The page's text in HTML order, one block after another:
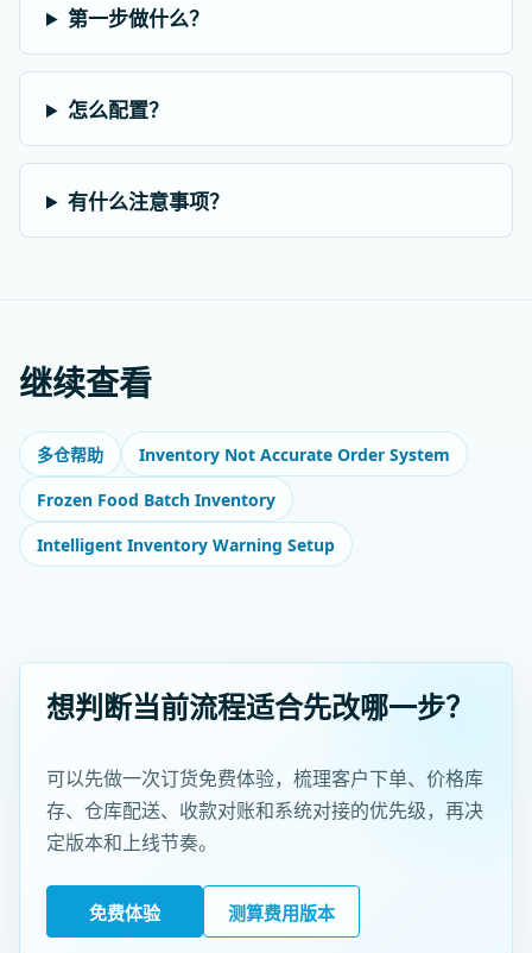
第一步做什么？
怎么配置？
有什么注意事项？
继续查看
多仓帮助
Inventory Not Accurate Order System
Frozen Food Batch Inventory
Intelligent Inventory Warning Setup
想判断当前流程适合先改哪一步？
可以先做一次订货免费体验，梳理客户下单、价格库
存、仓库配送、收款对账和系统对接的优先级，再决
定版本和上线节奏。
免费体验 测算费用版本